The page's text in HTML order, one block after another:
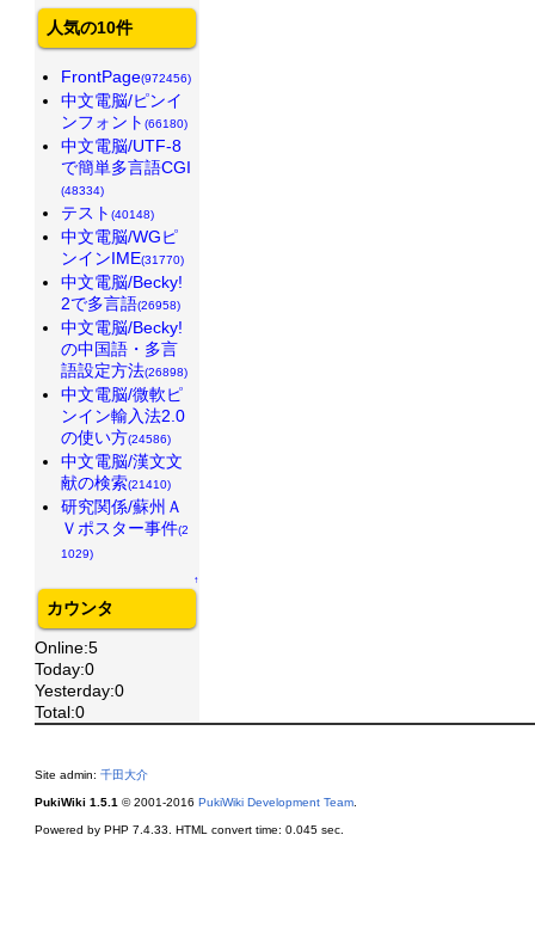
人気の10件
FrontPage(972456)
中文電脳/ピンイ
ンフォント (66180)
中文電脳/UTF-8
で簡単多言語CGI
(48334)
テスト (40148)
中文電脳/WGピ
ンインIME(31770)
中文電脳/Becky!
2で多言語(26958)
中文電脳/Becky!
の中国語・多言
語設定方法(26898)
中文電脳/微軟ピ
ンイン輸入法2.0
の使い方(24586)
中文電脳/漢文文
献の検索(21410)
研究関係/蘇州Ａ
Ｖポスター事件(2
1029)
↑
カウンタ
Online:5
Today:0
Yesterday:0
Total:0
Site admin: 千田大介
PukiWiki 1.5.1 © 2001-2016 PukiWiki Development Team.
Powered by PHP 7.4.33. HTML convert time: 0.045 sec.